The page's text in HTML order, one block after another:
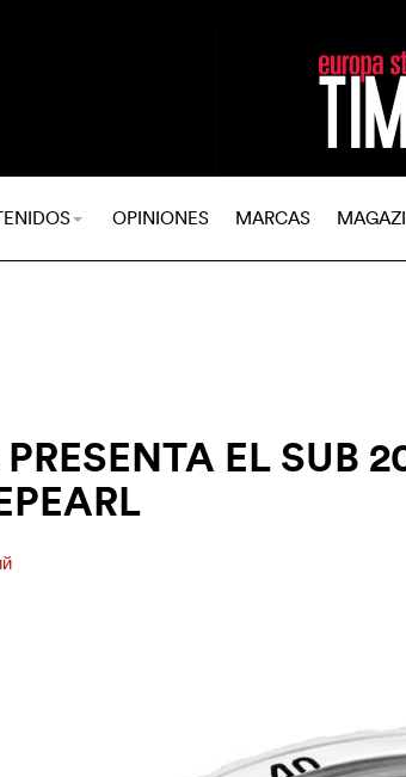
OPINIONES MARCAS
EL SUB